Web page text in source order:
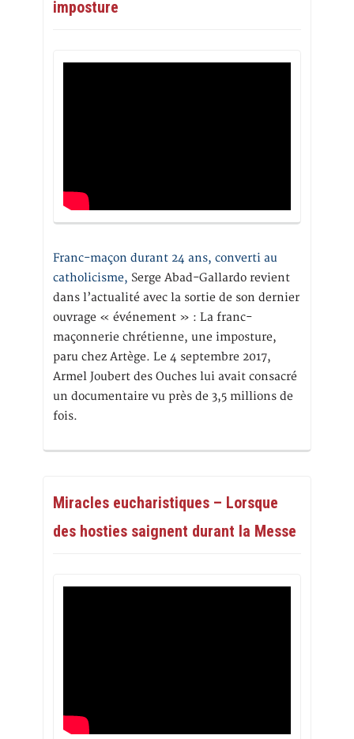
imposture
Franc-maçon durant 24 ans, converti au
catholicisme, Serge Abad-Gallardo revient
dans l’actualité avec la sortie de son dernier
ouvrage « événement » : La franc-
maçonnerie chrétienne, une imposture,
paru chez Artège. Le 4 septembre 2017,
Armel Joubert des Ouches lui avait consacré
un documentaire vu près de 3,5 millions de
fois.
Miracles eucharistiques – Lorsque
des hosties saignent durant la Messe